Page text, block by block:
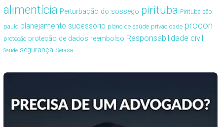
alimentícia Perturbação do sossego pirituba Pirituba são
paulo planejamento sucessório plano de saúde privacidade procon
proteção proteção de dados reembolso Responsabilidade civil
Saúde segurança Serasa